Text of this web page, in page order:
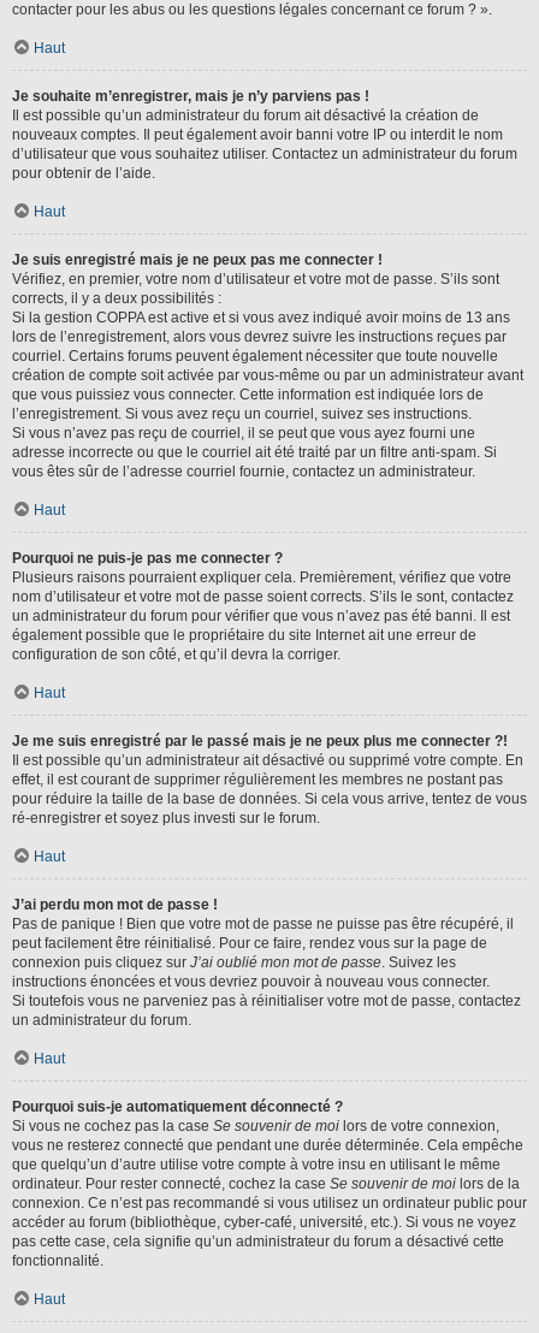
contacter pour les abus ou les questions légales concernant ce forum ? ».
Haut
Je souhaite m’enregistrer, mais je n’y parviens pas !
Il est possible qu’un administrateur du forum ait désactivé la création de
nouveaux comptes. Il peut également avoir banni votre IP ou interdit le nom
d’utilisateur que vous souhaitez utiliser. Contactez un administrateur du forum
pour obtenir de l’aide.
Haut
Je suis enregistré mais je ne peux pas me connecter !
Vérifiez, en premier, votre nom d’utilisateur et votre mot de passe. S’ils sont
corrects, il y a deux possibilités :
Si la gestion COPPA est active et si vous avez indiqué avoir moins de 13 ans
lors de l’enregistrement, alors vous devrez suivre les instructions reçues par
courriel. Certains forums peuvent également nécessiter que toute nouvelle
création de compte soit activée par vous-même ou par un administrateur avant
que vous puissiez vous connecter. Cette information est indiquée lors de
l’enregistrement. Si vous avez reçu un courriel, suivez ses instructions.
Si vous n’avez pas reçu de courriel, il se peut que vous ayez fourni une
adresse incorrecte ou que le courriel ait été traité par un filtre anti-spam. Si
vous êtes sûr de l’adresse courriel fournie, contactez un administrateur.
Haut
Pourquoi ne puis-je pas me connecter ?
Plusieurs raisons pourraient expliquer cela. Premièrement, vérifiez que votre
nom d’utilisateur et votre mot de passe soient corrects. S’ils le sont, contactez
un administrateur du forum pour vérifier que vous n’avez pas été banni. Il est
également possible que le propriétaire du site Internet ait une erreur de
configuration de son côté, et qu’il devra la corriger.
Haut
Je me suis enregistré par le passé mais je ne peux plus me connecter ?!
Il est possible qu’un administrateur ait désactivé ou supprimé votre compte. En
effet, il est courant de supprimer régulièrement les membres ne postant pas
pour réduire la taille de la base de données. Si cela vous arrive, tentez de vous
ré-enregistrer et soyez plus investi sur le forum.
Haut
J’ai perdu mon mot de passe !
Pas de panique ! Bien que votre mot de passe ne puisse pas être récupéré, il
peut facilement être réinitialisé. Pour ce faire, rendez vous sur la page de
connexion puis cliquez sur J’ai oublié mon mot de passe. Suivez les
instructions énoncées et vous devriez pouvoir à nouveau vous connecter.
Si toutefois vous ne parveniez pas à réinitialiser votre mot de passe, contactez
un administrateur du forum.
Haut
Pourquoi suis-je automatiquement déconnecté ?
Si vous ne cochez pas la case Se souvenir de moi lors de votre connexion,
vous ne resterez connecté que pendant une durée déterminée. Cela empêche
que quelqu’un d’autre utilise votre compte à votre insu en utilisant le même
ordinateur. Pour rester connecté, cochez la case Se souvenir de moi lors de la
connexion. Ce n’est pas recommandé si vous utilisez un ordinateur public pour
accéder au forum (bibliothèque, cyber-café, université, etc.). Si vous ne voyez
pas cette case, cela signifie qu’un administrateur du forum a désactivé cette
fonctionnalité.
Haut